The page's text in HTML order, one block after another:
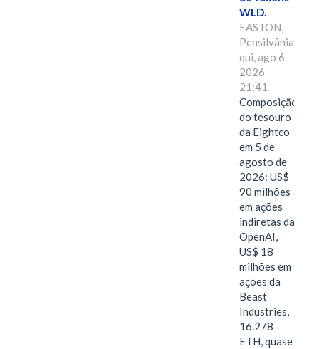
WLD.
EASTON,
Pensilvânia,
qui, ago 6
2026
21:41
Composição
do tesouro
da Eightco
em 5 de
agosto de
2026: US$
90 milhões
em ações
indiretas da
OpenAI,
US$ 18
milhões em
ações da
Beast
Industries,
16.278
ETH, quase